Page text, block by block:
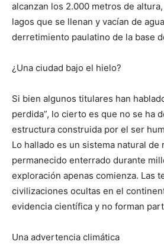
alcanzan los 2.000 metros de
lagos que se llenan y vacían de
derretimiento paulatino de la base
¿Una ciudad bajo el hielo?
Si bien algunos titulares han
perdida”, lo cierto es que no se ha
estructura construida por el ser
Lo hallado es un sistema natural de
permanecido enterrado durante
exploración apenas comienza. Las
civilizaciones ocultas en el
evidencia científica y no forman
Una advertencia climática